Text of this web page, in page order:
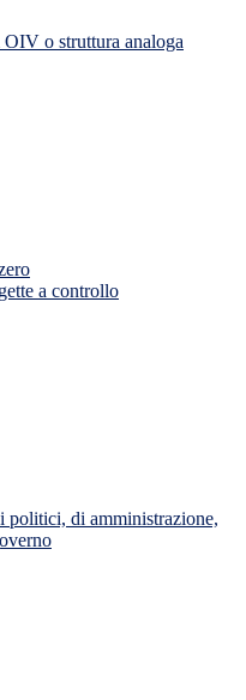
o struttura analoga
a controllo
politici, di amministrazione,